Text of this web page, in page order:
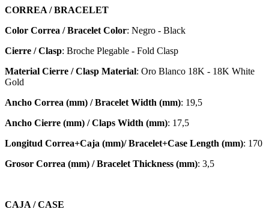
CORREA / BRACELET
Color Correa / Bracelet Color: Negro - Black
Cierre / Clasp: Broche Plegable - Fold Clasp
Material Cierre / Clasp Material: Oro Blanco 18K - 18K White
Gold
Ancho Correa (mm) / Bracelet Width (mm): 19,5
Ancho Cierre (mm) / Claps Width (mm): 17,5
Longitud Correa+Caja (mm)/ Bracelet+Case Length (mm): 170
Grosor Correa (mm) / Bracelet Thickness (mm): 3,5
CAJA / CASE